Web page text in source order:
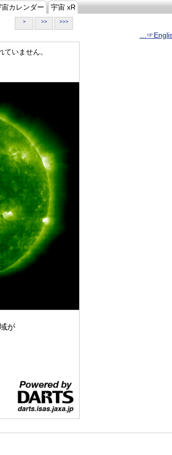
宙カレンダー 宇宙 xR
> >> >>>
ていません。
が